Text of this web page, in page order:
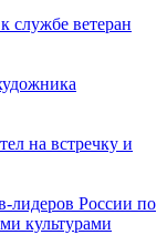
службе ветеран
на встречку и
лидеров России по
культурами